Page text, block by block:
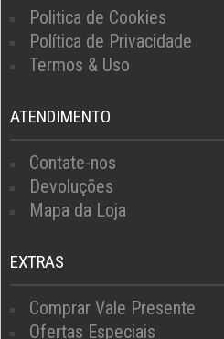
Politica de Cookies
Política de Privacidade
Termos & Uso
ATENDIMENTO
Contate-nos
Devoluções
Mapa da Loja
EXTRAS
Comprar Vale Presente
Ofertas Especiais